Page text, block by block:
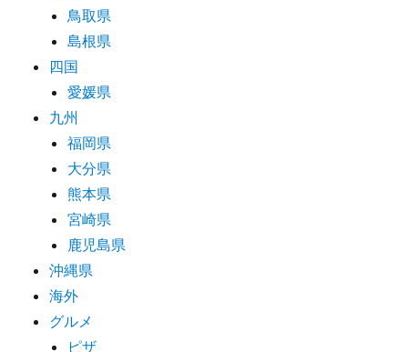
鳥取県
島根県
四国
愛媛県
九州
福岡県
大分県
熊本県
宮崎県
鹿児島県
沖縄県
海外
グルメ
ピザ